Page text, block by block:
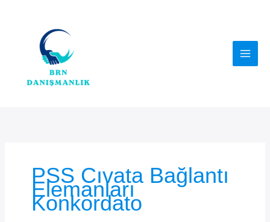
PSS Cıvata Bağlantı
Elemanları
Konkordato